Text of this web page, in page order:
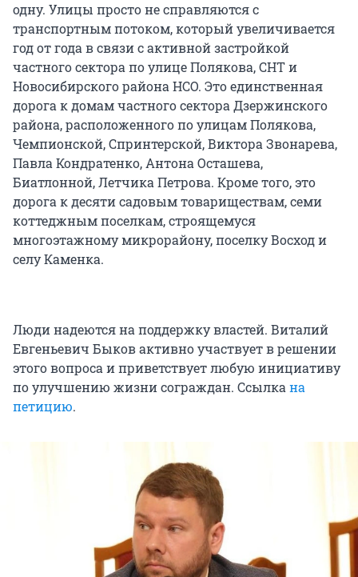
одну. Улицы просто не справляются с
транспортным потоком, который увеличивается
год от года в связи с активной застройкой
частного сектора по улице Полякова, СНТ и
Новосибирского района НСО. Это единственная
дорога к домам частного сектора Дзержинского
района, расположенного по улицам Полякова,
Чемпионской, Спринтерской, Виктора Звонарева,
Павла Кондратенко, Антона Осташева,
Биатлонной, Летчика Петрова. Кроме того, это
дорога к десяти садовым товариществам, семи
коттеджным поселкам, строящемуся
многоэтажному микрорайону, поселку Восход и
селу Каменка.
Люди надеются на поддержку властей. Виталий
Евгеньевич Быков активно участвует в решении
этого вопроса и приветствует любую инициативу
по улучшению жизни сограждан. Ссылкана
петицию.